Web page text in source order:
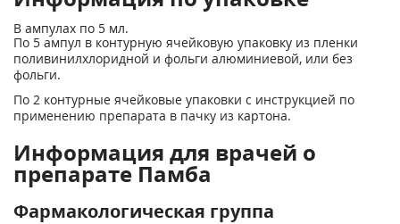
В ампулах по 5 мл.
По 5 ампул в контурную ячейковую упаковку из пленки
поливинилхлоридной и фольги алюминиевой, или без
фольги.
По 2 контурные ячейковые упаковки с инструкцией по
применению препарата в пачку из картона.
Информация для врачей о
препарате Памба
Фармакологическая группа